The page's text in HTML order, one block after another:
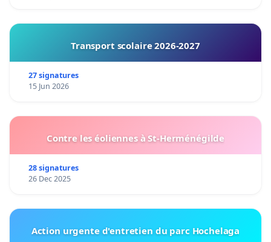
Transport scolaire 2026-2027
27 signatures
15 Jun 2026
Contre les éoliennes à St-Herménégilde
28 signatures
26 Dec 2025
Action urgente d'entretien du parc Hochelaga